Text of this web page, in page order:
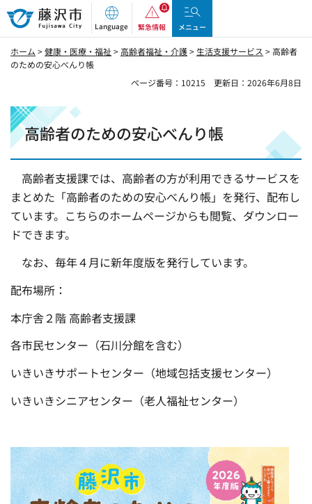
藤沢市
Language 緊急情報 メニュー
ホーム >健康・医療・福祉>高齢者福祉・介護>生活支援サービス > 高齢者
のための安心べんり帳
ページ番号：10215
更新日：2026年6月8日
高齢者のための安心べんり帳
高齢者支援課では、高齢者の方が利用できるサービスを
まとめた「高齢者のための安心べんり帳」を発行、配布し
ています。こちらのホームページからも閲覧、ダウンロー
ドできます。
なお、毎年４月に新年度版を発行しています。
配布場所：
本庁舎２階 高齢者支援課
各市民センター（石川分館を含む）
いきいきサポートセンター（地域包括支援センター）
いきいきシニアセンター（老人福祉センター）